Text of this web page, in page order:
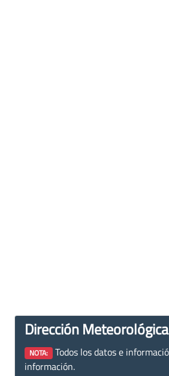
Dirección
NOTA: Todos los datos e
información.